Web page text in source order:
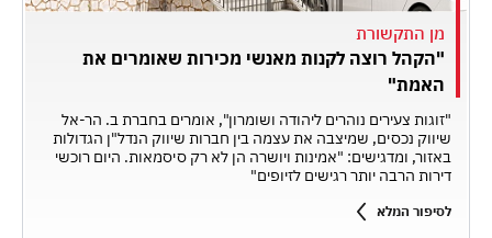
מן התקשורת
"הקהל רוצה לקנות מאנשי מכירות שאומרים את
האמת"
"זוגות צעירים נוהרים ליהודה ושומרון", אומרים בחברת ב. הר-אל
שיווק נכסים, שמיצבה את עצמה בין חברות שיווק הנדל"ן הגדולות
באזור, ומדגישים: "אמינות ויושרה הן לא רק סיסמאות. היום רוכשי
דירות הרבה יותר רגישים לזיופים"
לסיפור המלא